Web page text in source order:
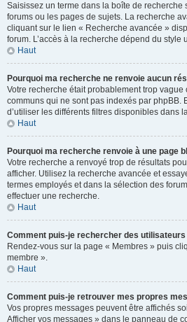
Saisissez un terme dans la boîte de recherche
forums ou les pages de sujets. La recherche
cliquant sur le lien « Recherche avancée »
forum. L’accès à la recherche dépend du style
Haut
Pourquoi ma recherche ne renvoie aucun
Votre recherche était probablement trop
communs qui ne sont pas indexés par phpBB.
d’utiliser les différents filtres disponibles dans
Haut
Pourquoi ma recherche renvoie à une page
Votre recherche a renvoyé trop de résultats
afficher. Utilisez la recherche avancée et
termes employés et dans la sélection des
effectuer une recherche.
Haut
Comment puis-je rechercher des utilisateurs
Rendez-vous sur la page « Membres » puis
membre ».
Haut
Comment puis-je retrouver mes propres
Vos propres messages peuvent être affichés
Afficher vos messages » dans le panneau de